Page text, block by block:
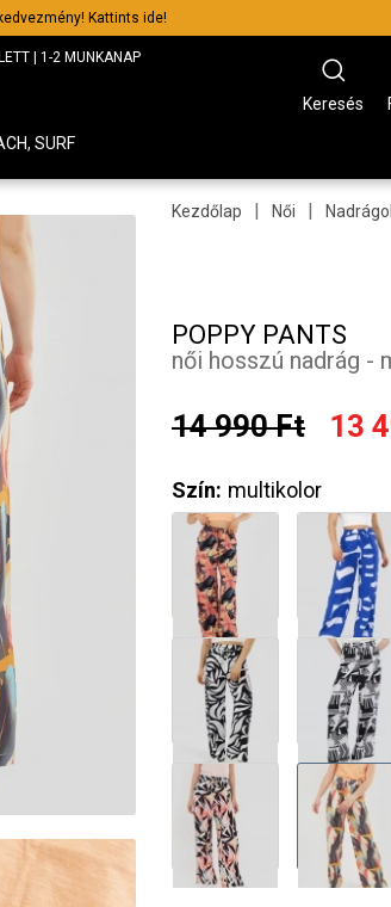
kedvezmény! Kattints ide!
| 1-2 MUNKANAP
SURF
Keresés
Kezdőlap | Női |
POPPY PANTS
női hosszú nadrág -
14 990 Ft 13
Szín: multikolor